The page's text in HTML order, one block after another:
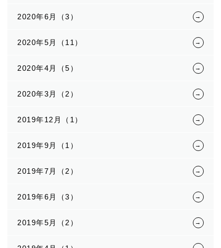
2020年6月（3）
2020年5月（11）
2020年4月（5）
2020年3月（2）
2019年12月（1）
2019年9月（1）
2019年7月（2）
2019年6月（3）
2019年5月（2）